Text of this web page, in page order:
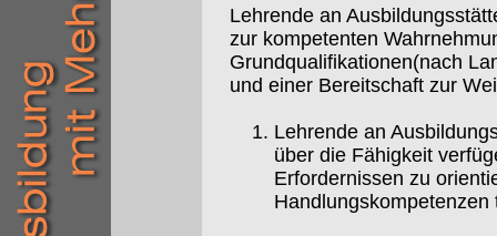
Lehrende an
zur kompetenten
Grundqualifikationen(nach
und einer Bereitschaft zur
Lehrende an
über die Fähigkeit
Erfordernissen zu